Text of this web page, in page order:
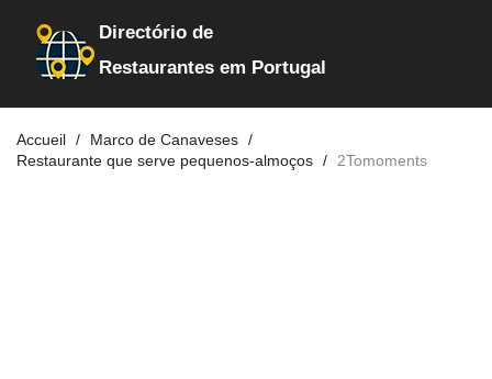
Directório de
Restaurantes em Portugal
Accueil
Marco de Canaveses
Restaurante que serve pequenos-almoços
2Tomoments